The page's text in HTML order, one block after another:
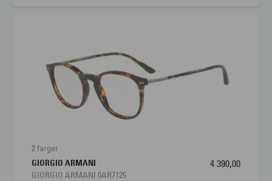
2 farger
GIORGIO ARMANI
GIORGIO ARMANI 0AR7125
4 390,00